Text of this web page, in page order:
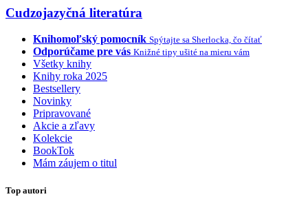
Cudzojazyčná literatúra
Knihomoľský pomocník Spýtajte sa Sherlocka, čo čítať
Odporúčame pre vás Knižné tipy ušité na mieru vám
Všetky knihy
Knihy roka 2025
Bestsellery
Novinky
Pripravované
Akcie a zľavy
Kolekcie
BookTok
Mám záujem o titul
Top autori